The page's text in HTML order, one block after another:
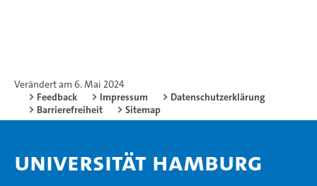
Verändert am 6. Mai 2024
Feedback
Impressum
Datenschutzerklärung
Barrierefreiheit
Sitemap
Universität Hamburg